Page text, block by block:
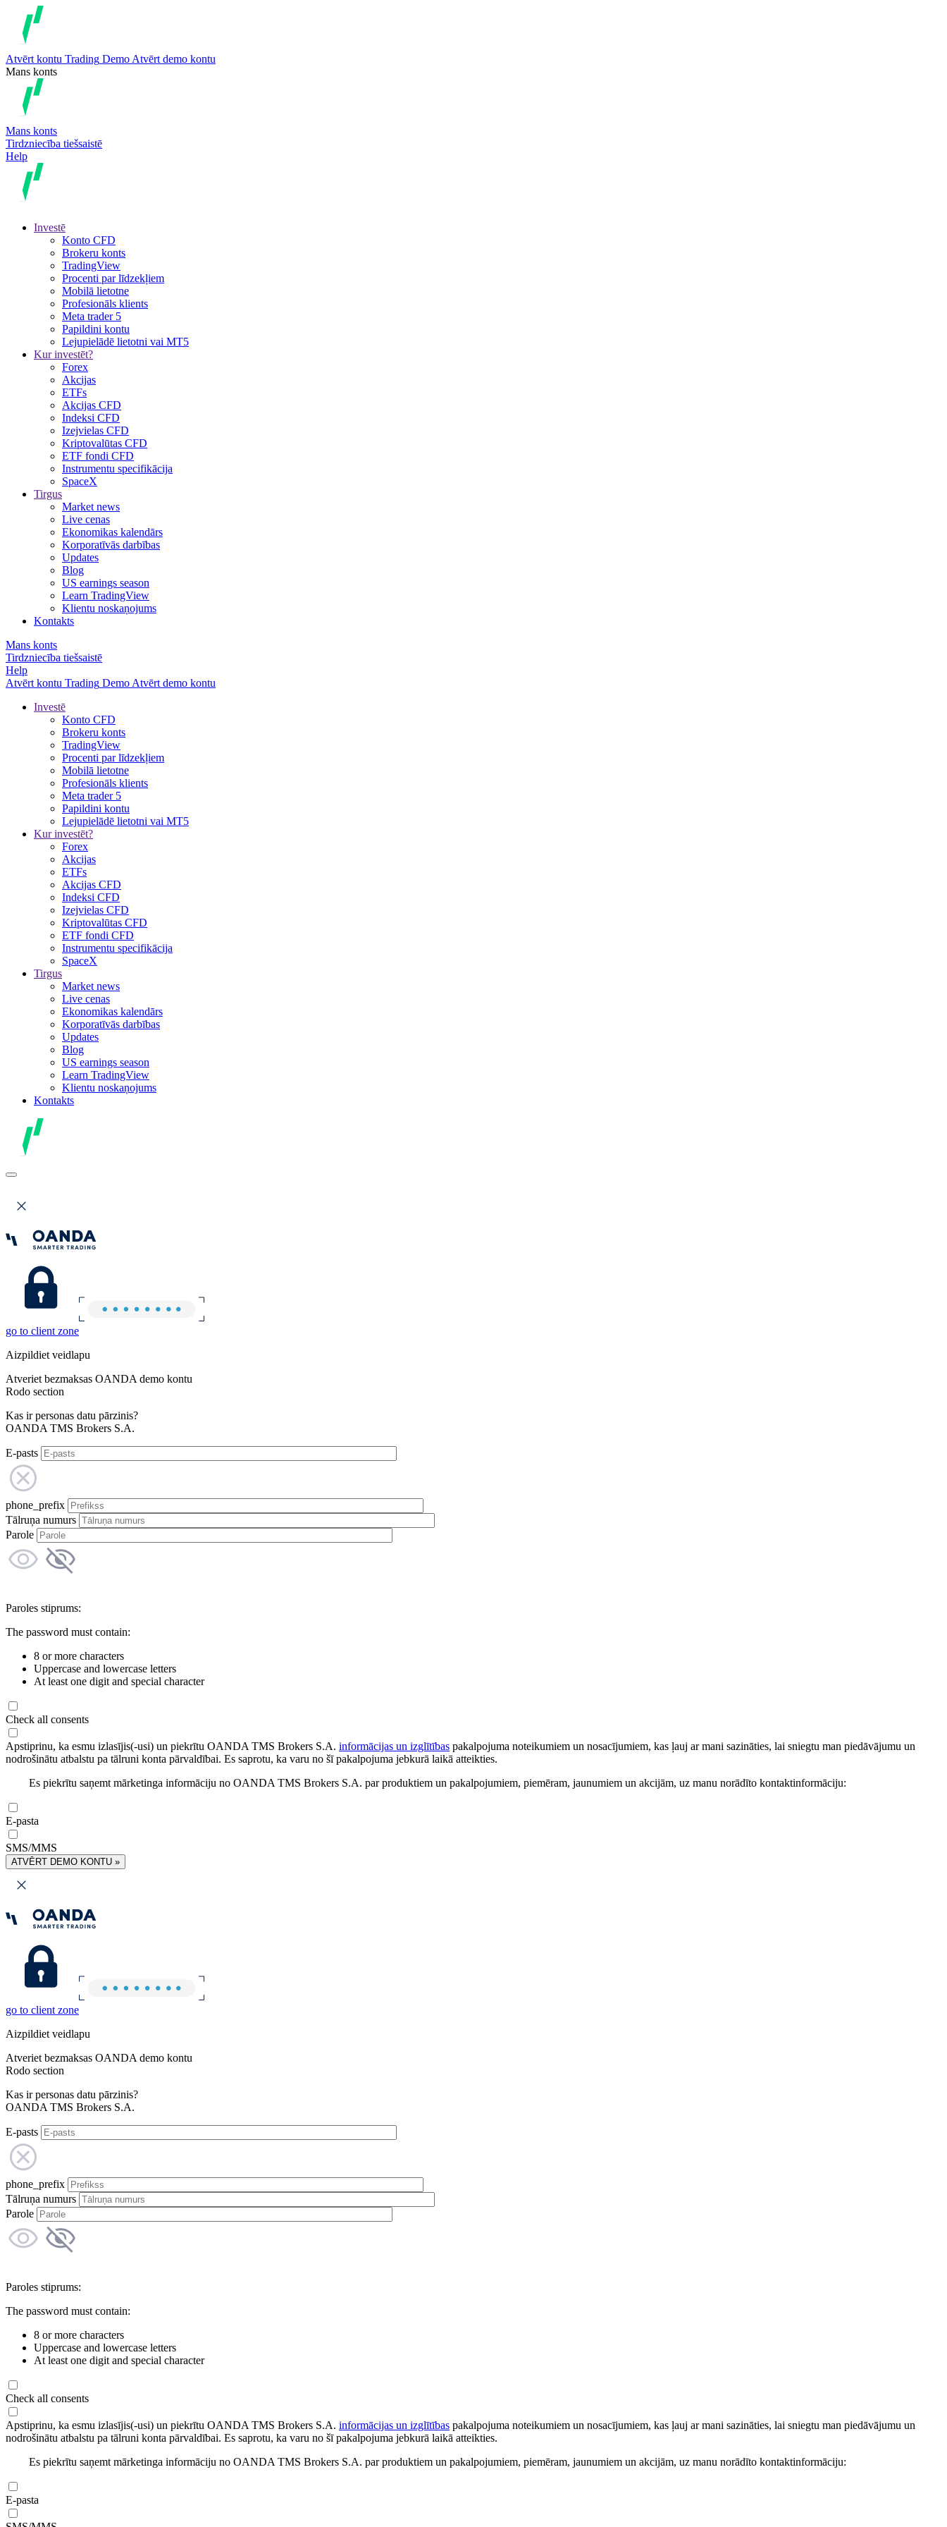
Atvērt kontu Trading Demo Atvērt demo kontu
Mans konts
Mans konts
Tirdzniecība tiešsaistē
Help
Investē
Konto CFD
Brokeru konts
TradingView
Procenti par līdzekļiem
Mobilā lietotne
Profesionāls klients
Meta trader 5
Papildini kontu
Lejupielādē lietotni vai MT5
Kur investēt?
Forex
Akcijas
ETFs
Akcijas CFD
Indeksi CFD
Izejvielas CFD
Kriptovalūtas CFD
ETF fondi CFD
Instrumentu specifikācija
SpaceX
Tirgus
Market news
Live cenas
Ekonomikas kalendārs
Korporatīvās darbības
Updates
Blog
US earnings season
Learn TradingView
Klientu noskaņojums
Kontakts
Mans konts
Tirdzniecība tiešsaistē
Help
Atvērt kontu Trading Demo Atvērt demo kontu
Investē
Konto CFD
Brokeru konts
TradingView
Procenti par līdzekļiem
Mobilā lietotne
Profesionāls klients
Meta trader 5
Papildini kontu
Lejupielādē lietotni vai MT5
Kur investēt?
Forex
Akcijas
ETFs
Akcijas CFD
Indeksi CFD
Izejvielas CFD
Kriptovalūtas CFD
ETF fondi CFD
Instrumentu specifikācija
SpaceX
Tirgus
Market news
Live cenas
Ekonomikas kalendārs
Korporatīvās darbības
Updates
Blog
US earnings season
Learn TradingView
Klientu noskaņojums
Kontakts
go to client zone
Aizpildiet veidlapu
Atveriet bezmaksas OANDA demo kontu
Rodo section
Kas ir personas datu pārzinis?
OANDA TMS Brokers S.A.
E-pasts
phone_prefix
Tālruņa numurs
Parole
Paroles stiprums:
The password must contain:
8 or more characters
Uppercase and lowercase letters
At least one digit and special character
Check all consents
Apstiprinu, ka esmu izlasījis(-usi) un piekrītu OANDA TMS Brokers S.A. informācijas un izglītības pakalpojuma noteikumiem un nosacījumiem, kas ļauj ar mani sazināties, lai sniegtu man piedāvājumu un
nodrošinātu atbalstu pa tālruni konta pārvaldībai. Es saprotu, ka varu no šī pakalpojuma jebkurā laikā atteikties.
Es piekrītu saņemt mārketinga informāciju no OANDA TMS Brokers S.A. par produktiem un pakalpojumiem, piemēram, jaunumiem un akcijām, uz manu norādīto kontaktinformāciju:
E-pasta
SMS/MMS
ATVĒRT DEMO KONTU »
go to client zone
Aizpildiet veidlapu
Atveriet bezmaksas OANDA demo kontu
Rodo section
Kas ir personas datu pārzinis?
OANDA TMS Brokers S.A.
E-pasts
phone_prefix
Tālruņa numurs
Parole
Paroles stiprums:
The password must contain:
8 or more characters
Uppercase and lowercase letters
At least one digit and special character
Check all consents
Apstiprinu, ka esmu izlasījis(-usi) un piekrītu OANDA TMS Brokers S.A. informācijas un izglītības pakalpojuma noteikumiem un nosacījumiem, kas ļauj ar mani sazināties, lai sniegtu man piedāvājumu un
nodrošinātu atbalstu pa tālruni konta pārvaldībai. Es saprotu, ka varu no šī pakalpojuma jebkurā laikā atteikties.
Es piekrītu saņemt mārketinga informāciju no OANDA TMS Brokers S.A. par produktiem un pakalpojumiem, piemēram, jaunumiem un akcijām, uz manu norādīto kontaktinformāciju:
E-pasta